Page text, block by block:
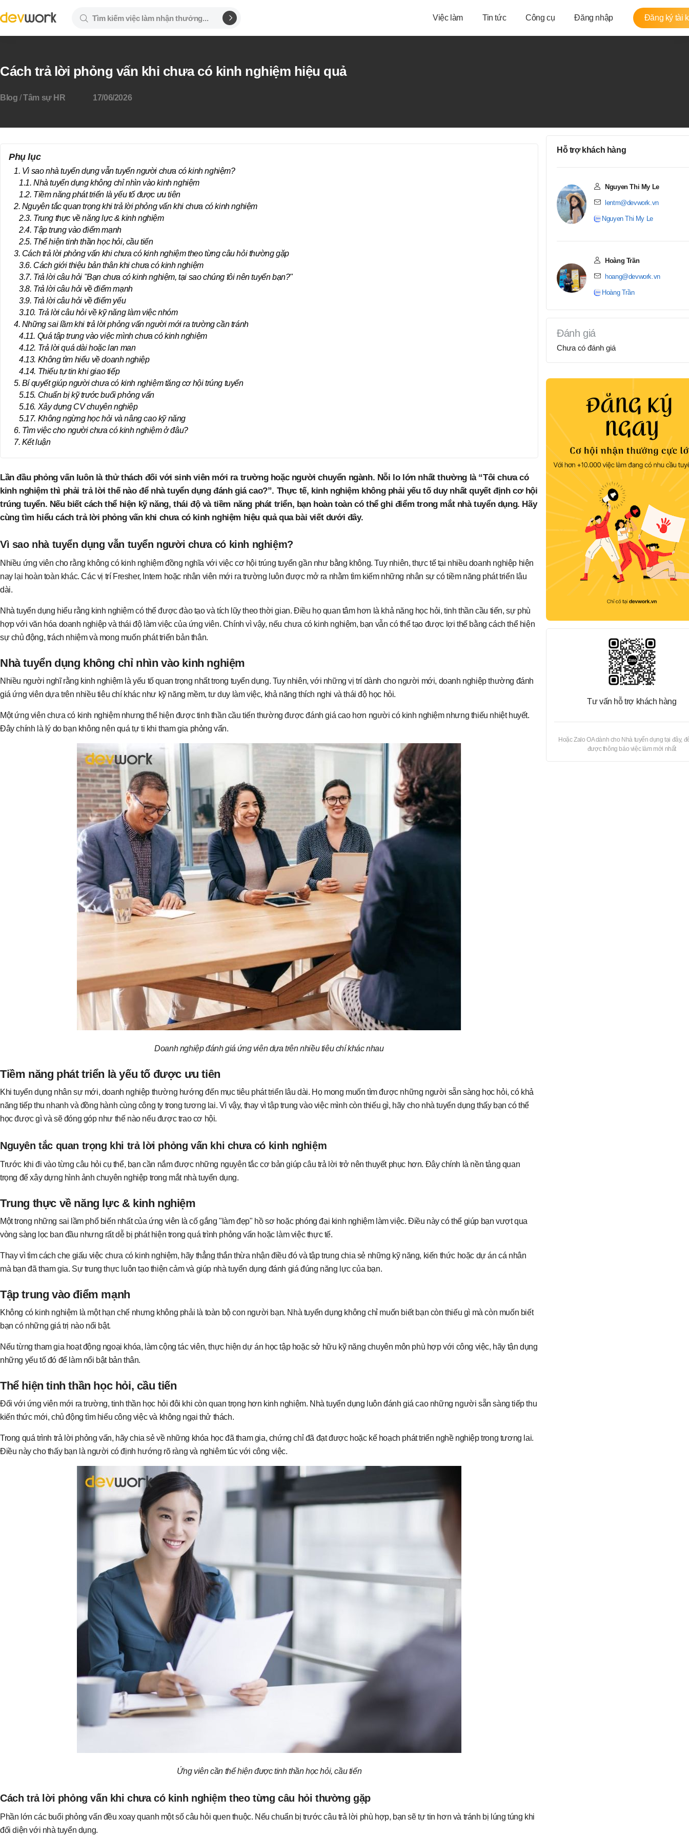
Việc làm Tin tức Công cụ Đăng nhập Đăng ký tài
Cách trả lời phỏng vấn khi chưa có kinh nghiệm hiệu quả
Blog / Tâm sự HR 17/06/2026
Phụ lục
1. Vì sao nhà tuyển dụng vẫn tuyển người chưa có kinh nghiệm?
1.1. Nhà tuyển dụng không chỉ nhìn vào kinh nghiệm
1.2. Tiềm năng phát triển là yếu tố được ưu tiên
2. Nguyên tắc quan trọng khi trả lời phỏng vấn khi chưa có kinh nghiệm
2.3. Trung thực về năng lực & kinh nghiệm
2.4. Tập trung vào điểm mạnh
2.5. Thể hiện tinh thần học hỏi, cầu tiến
3. Cách trả lời phỏng vấn khi chưa có kinh nghiệm theo từng câu hỏi thường gặp
3.6. Cách giới thiệu bản thân khi chưa có kinh nghiệm
3.7. Trả lời câu hỏi "Bạn chưa có kinh nghiệm, tại sao chúng tôi nên tuyển bạn?"
3.8. Trả lời câu hỏi về điểm mạnh
3.9. Trả lời câu hỏi về điểm yếu
3.10. Trả lời câu hỏi về kỹ năng làm việc nhóm
4. Những sai lầm khi trả lời phỏng vấn người mới ra trường cần tránh
4.11. Quá tập trung vào việc mình chưa có kinh nghiệm
4.12. Trả lời quá dài hoặc lan man
4.13. Không tìm hiểu về doanh nghiệp
4.14. Thiếu tự tin khi giao tiếp
5. Bí quyết giúp người chưa có kinh nghiệm tăng cơ hội trúng tuyển
5.15. Chuẩn bị kỹ trước buổi phỏng vấn
5.16. Xây dựng CV chuyên nghiệp
5.17. Không ngừng học hỏi và nâng cao kỹ năng
6. Tìm việc cho người chưa có kinh nghiệm ở đâu?
7. Kết luận
Lần đầu phỏng vấn luôn là thử thách đối với sinh viên mới ra trường hoặc người chuyển ngành. Nỗi lo lớn nhất thường là “Tôi chưa có
kinh nghiệm thì phải trả lời thế nào để nhà tuyển dụng đánh giá cao?”. Thực tế, kinh nghiệm không phải yếu tố duy nhất quyết định cơ hội
trúng tuyển. Nếu biết cách thể hiện kỹ năng, thái độ và tiềm năng phát triển, bạn hoàn toàn có thể ghi điểm trong mắt nhà tuyển dụng. Hãy
cùng tìm hiểu cách trả lời phỏng vấn khi chưa có kinh nghiệm hiệu quả qua bài viết dưới đây.
Vì sao nhà tuyển dụng vẫn tuyển người chưa có kinh nghiệm?
Nhiều ứng viên cho rằng không có kinh nghiệm đồng nghĩa với việc cơ hội trúng tuyển gần như bằng không. Tuy nhiên, thực tế tại nhiều doanh nghiệp hiện
nay lại hoàn toàn khác. Các vị trí Fresher, Intern hoặc nhân viên mới ra trường luôn được mở ra nhằm tìm kiếm những nhân sự có tiềm năng phát triển lâu
dài.
Nhà tuyển dụng hiểu rằng kinh nghiệm có thể được đào tạo và tích lũy theo thời gian. Điều họ quan tâm hơn là khả năng học hỏi, tinh thần cầu tiến, sự phù
hợp với văn hóa doanh nghiệp và thái độ làm việc của ứng viên. Chính vì vậy, nếu chưa có kinh nghiệm, bạn vẫn có thể tạo được lợi thế bằng cách thể hiện
sự chủ động, trách nhiệm và mong muốn phát triển bản thân.
Nhà tuyển dụng không chỉ nhìn vào kinh nghiệm
Nhiều người nghĩ rằng kinh nghiệm là yếu tố quan trọng nhất trong tuyển dụng. Tuy nhiên, với những vị trí dành cho người mới, doanh nghiệp thường đánh
giá ứng viên dựa trên nhiều tiêu chí khác như kỹ năng mềm, tư duy làm việc, khả năng thích nghi và thái độ học hỏi.
Một ứng viên chưa có kinh nghiệm nhưng thể hiện được tinh thần cầu tiến thường được đánh giá cao hơn người có kinh nghiệm nhưng thiếu nhiệt huyết.
Đây chính là lý do bạn không nên quá tự ti khi tham gia phỏng vấn.
Doanh nghiệp đánh giá ứng viên dựa trên nhiều tiêu chí khác nhau
Tiềm năng phát triển là yếu tố được ưu tiên
Khi tuyển dụng nhân sự mới, doanh nghiệp thường hướng đến mục tiêu phát triển lâu dài. Họ mong muốn tìm được những người sẵn sàng học hỏi, có khả
năng tiếp thu nhanh và đồng hành cùng công ty trong tương lai. Vì vậy, thay vì tập trung vào việc mình còn thiếu gì, hãy cho nhà tuyển dụng thấy bạn có thể
học được gì và sẽ đóng góp như thế nào nếu được trao cơ hội.
Nguyên tắc quan trọng khi trả lời phỏng vấn khi chưa có kinh nghiệm
Trước khi đi vào từng câu hỏi cụ thể, bạn cần nắm được những nguyên tắc cơ bản giúp câu trả lời trở nên thuyết phục hơn. Đây chính là nền tảng quan
trọng để xây dựng hình ảnh chuyên nghiệp trong mắt nhà tuyển dụng.
Trung thực về năng lực & kinh nghiệm
Một trong những sai lầm phổ biến nhất của ứng viên là cố gắng "làm đẹp" hồ sơ hoặc phóng đại kinh nghiệm làm việc. Điều này có thể giúp bạn vượt qua
vòng sàng lọc ban đầu nhưng rất dễ bị phát hiện trong quá trình phỏng vấn hoặc làm việc thực tế.
Thay vì tìm cách che giấu việc chưa có kinh nghiệm, hãy thẳng thắn thừa nhận điều đó và tập trung chia sẻ những kỹ năng, kiến thức hoặc dự án cá nhân
mà bạn đã tham gia. Sự trung thực luôn tạo thiện cảm và giúp nhà tuyển dụng đánh giá đúng năng lực của bạn.
Tập trung vào điểm mạnh
Không có kinh nghiệm là một hạn chế nhưng không phải là toàn bộ con người bạn. Nhà tuyển dụng không chỉ muốn biết bạn còn thiếu gì mà còn muốn biết
bạn có những giá trị nào nổi bật.
Nếu từng tham gia hoạt động ngoại khóa, làm cộng tác viên, thực hiện dự án học tập hoặc sở hữu kỹ năng chuyên môn phù hợp với công việc, hãy tận dụng
những yếu tố đó để làm nổi bật bản thân.
Thể hiện tinh thần học hỏi, cầu tiến
Đối với ứng viên mới ra trường, tinh thần học hỏi đôi khi còn quan trọng hơn kinh nghiệm. Nhà tuyển dụng luôn đánh giá cao những người sẵn sàng tiếp thu
kiến thức mới, chủ động tìm hiểu công việc và không ngại thử thách.
Trong quá trình trả lời phỏng vấn, hãy chia sẻ về những khóa học đã tham gia, chứng chỉ đã đạt được hoặc kế hoạch phát triển nghề nghiệp trong tương lai.
Điều này cho thấy bạn là người có định hướng rõ ràng và nghiêm túc với công việc.
Ứng viên cần thể hiện được tinh thần học hỏi, cầu tiến
Cách trả lời phỏng vấn khi chưa có kinh nghiệm theo từng câu hỏi thường gặp
Phần lớn các buổi phỏng vấn đều xoay quanh một số câu hỏi quen thuộc. Nếu chuẩn bị trước câu trả lời phù hợp, bạn sẽ tự tin hơn và tránh bị lúng túng khi
đối diện với nhà tuyển dụng.
Hỗ trợ khách hàng
Nguyen Thi My Le
lentm@devwork.vn
Nguyen Thi My Le
Hoàng Trần
hoang@devwork.vn
Hoàng Trần
Đánh giá
Chưa có đánh giá
Tư vấn hỗ trợ khách hàng
Hoặc Zalo OA dành cho Nhà tuyển dụng tại đây,
được thông báo việc làm mới nhất